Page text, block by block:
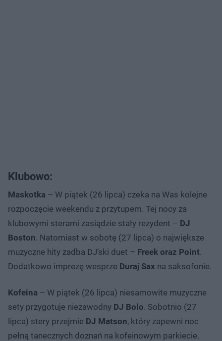
Klubowo:
Maskotka – W piątek (26 lipca) czeka na Was kolejne
rozpoczęcie weekendu z przytupem. Tej nocy za
klubowymi sterami zasiądzie stały rezydent – DJ
Boston. Natomiast w sobotę (27 lipca) o największe
muzyczne hity zadba DJ’ski duet – Freek oraz Point.
Dodatkowo imprezę wesprze Duraj Sax na saksofonie.
Kofeina – W piątek (26 lipca) niesamowite muzyczne
sety przygotuje niezawodny DJ Bolo. Sobotnio (27
lipca) stery przejmie DJ Matson, który zapewni noc
pełną tanecznych doznań na kofeinowym parkiecie.